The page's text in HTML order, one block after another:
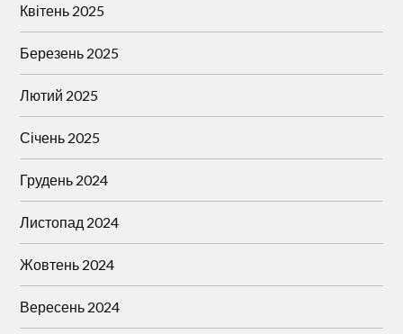
Квітень 2025
Березень 2025
Лютий 2025
Січень 2025
Грудень 2024
Листопад 2024
Жовтень 2024
Вересень 2024